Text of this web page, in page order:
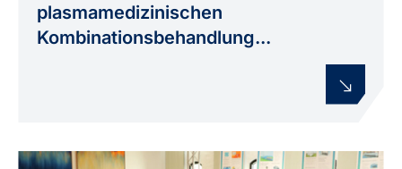
plasmamedizinischen
Kombinationsbehandlung...